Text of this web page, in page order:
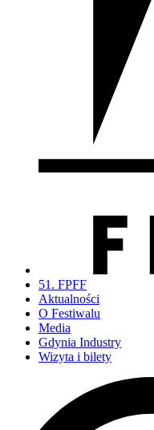
51. FPFF
Aktualności
O Festiwalu
Media
Gdynia Industry
Wizyta i bilety